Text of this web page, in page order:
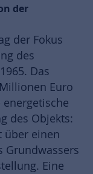
der
der Fokus
des
Das
Euro
des Objekts:
über einen
Grundwassers
Eine